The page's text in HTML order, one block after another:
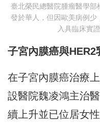
臺北榮民總醫院腫瘤醫學
發於華人，但因歐美病例少
入具臨床實
子宮內膜癌與
在子宮內膜癌治療
設醫院魏凌鴻主治
續上升並已位居女